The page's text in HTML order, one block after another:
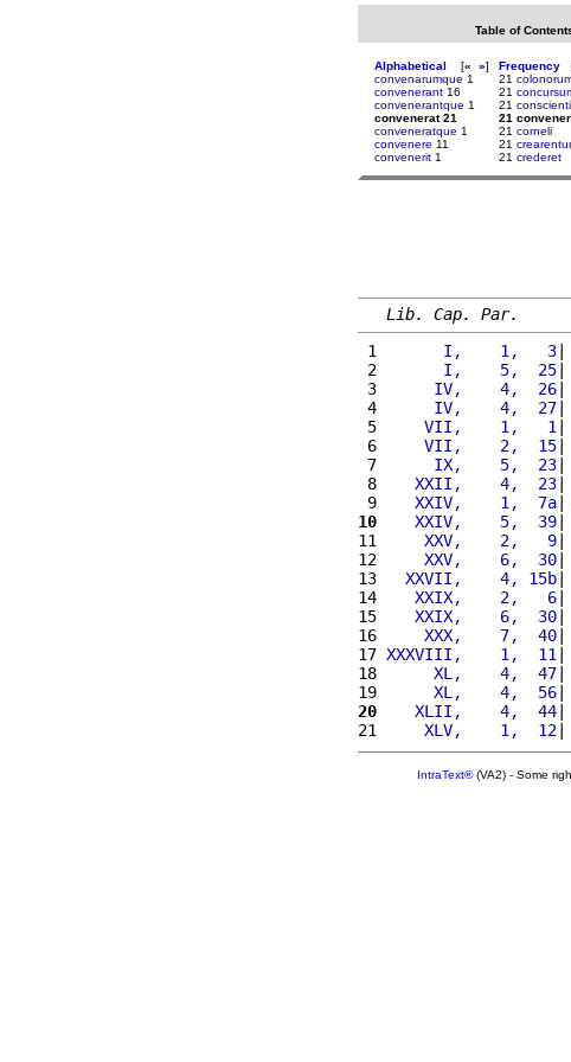
Table of
Alphabetical [« »]
convenarumque 1
convenerant 16
convenerantque 1
convenerat 21
conveneratque 1
convenere 11
convenerit 1
Frequency
21
21
21
21
21 corneli
21 crearentur
21 crederet
Lib. Cap. Par.
1
      I,    1,   3
2
      I,    5,  25
3
     IV,    4,  26
|
4
     IV,    4,  27
5
    VII,    1,   1
6
    VII,    2,  15
7
     IX,    5,  23
8
   XXII,    4,  23
9
   XXIV,    1,  7a
|
10
   XXIV,    5,  39
11
    XXV,    2,   9
12
    XXV,    6,  30
|
13
  XXVII,    4, 15b
|
14
   XXIX,    2,   6
15
   XXIX,    6,  30
16
    XXX,    7,  40
17 XXXVIII,    1,  11 |
18
     XL,    4,  47
19
     XL,    4,  56
20
   XLII,    4,  44
21
    XLV,    1,  12
IntraText®(VA2) - Some